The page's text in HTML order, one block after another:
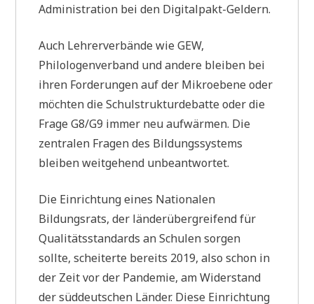
Administration bei den Digitalpakt-Geldern.
Auch Lehrerverbände wie GEW,
Philologenverband und andere bleiben bei
ihren Forderungen auf der Mikroebene oder
möchten die Schulstrukturdebatte oder die
Frage G8/G9 immer neu aufwärmen. Die
zentralen Fragen des Bildungssystems
bleiben weitgehend unbeantwortet.
Die Einrichtung eines Nationalen
Bildungsrats, der länderübergreifend für
Qualitätsstandards an Schulen sorgen
sollte, scheiterte bereits 2019, also schon in
der Zeit vor der Pandemie, am Widerstand
der süddeutschen Länder. Diese Einrichtung